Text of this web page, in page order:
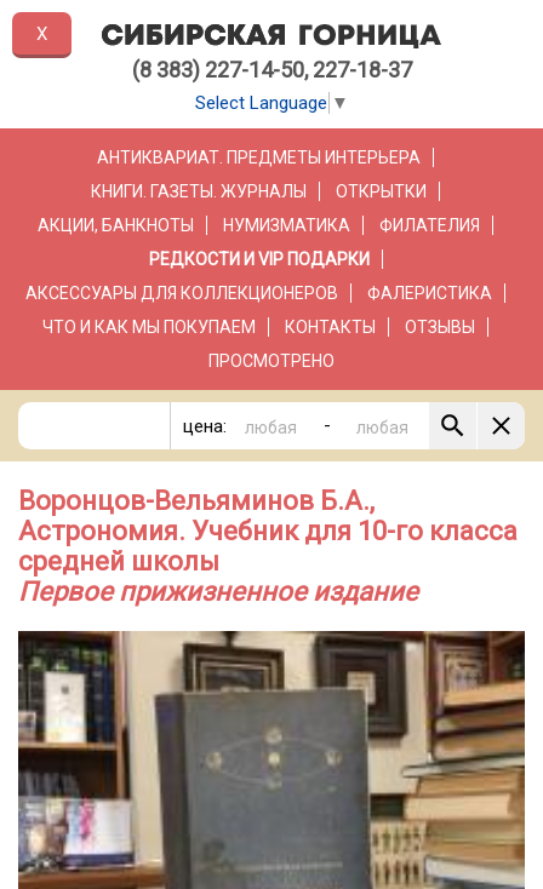
(8 383) 227-14-50, 227-18-37
Select Language ▼
АНТИКВАРИАТ. ПРЕДМЕТЫ ИНТЕРЬЕРА
КНИГИ. ГАЗЕТЫ. ЖУРНАЛЫ
ОТКРЫТКИ
АКЦИИ, БАНКНОТЫ
НУМИЗМАТИКА
ФИЛАТЕЛИЯ
РЕДКОСТИ И VIP ПОДАРКИ
АКСЕССУАРЫ ДЛЯ КОЛЛЕКЦИОНЕРОВ
ФАЛЕРИСТИКА
ЧТО И КАК МЫ ПОКУПАЕМ
КОНТАКТЫ
ОТЗЫВЫ
ПРОСМОТРЕНО
цена: -
Воронцов-Вельяминов Б.А.,
Астрономия. Учебник для 10-го класса
средней школы
Первое прижизненное издание
X